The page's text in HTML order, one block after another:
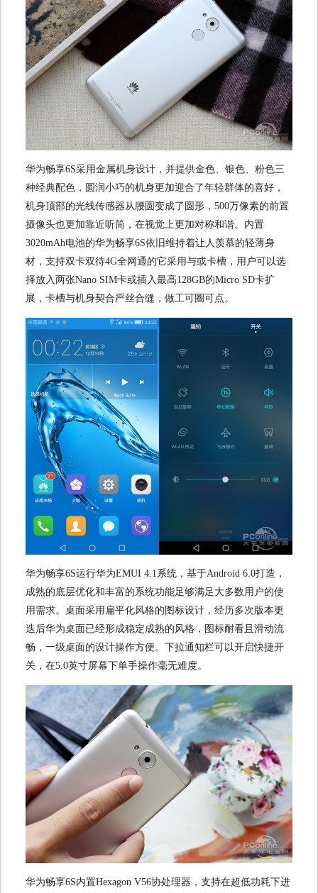
华为畅享6S采用金属机身设计，并提供金色、银色、粉色三
种经典配色，圆润小巧的机身更加迎合了年轻群体的喜好，
机身顶部的光线传感器从腰圆变成了圆形，500万像素的前置
摄像头也更加靠近听筒，在视觉上更加对称和谐。内置
3020mAh电池的华为畅享6S依旧维持着让人羡慕的轻薄身
材，支持双卡双待4G全网通的它采用与或卡槽，用户可以选
择放入两张Nano SIM卡或插入最高128GB的Micro SD卡扩
展，卡槽与机身契合严丝合缝，做工可圈可点。
华为畅享6S运行华为EMUI 4.1系统，基于Android 6.0打造，
成熟的底层优化和丰富的系统功能足够满足大多数用户的使
用需求。桌面采用扁平化风格的图标设计，经历多次版本更
迭后华为桌面已经形成稳定成熟的风格，图标耐看且滑动流
畅，一级桌面的设计操作方便。下拉通知栏可以开启快捷开
关，在5.0英寸屏幕下单手操作毫无难度。
华为畅享6S内置Hexagon V56协处理器，支持在超低功耗下进